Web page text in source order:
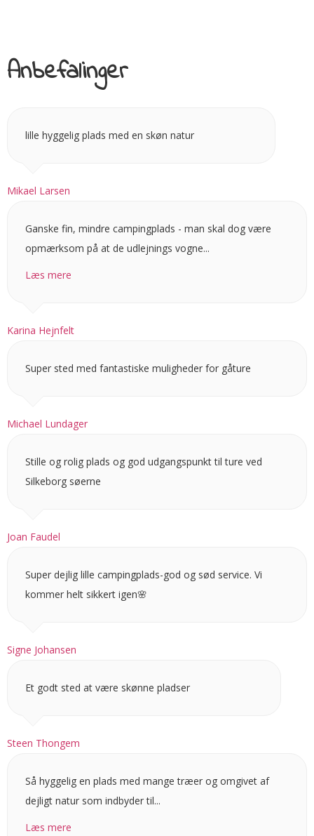
Anbefalinger
Mikael Larsen
lille hyggelig plads med en skøn natur
Karina Hejnfelt
Ganske fin, mindre campingplads - man skal dog være
opmærksom på at de udlejnings vogne...
Læs mere
Michael Lundager
Super sted med fantastiske muligheder for gåture
Joan Faudel
Stille og rolig plads og god udgangspunkt til ture ved
Silkeborg søerne
Signe Johansen
Super dejlig lille campingplads-god og sød service. Vi
kommer helt sikkert igen🌸
Steen Thongem
Et godt sted at være skønne pladser
Så hyggelig en plads med mange træer og omgivet af
dejligt natur som indbyder til...
Læs mere